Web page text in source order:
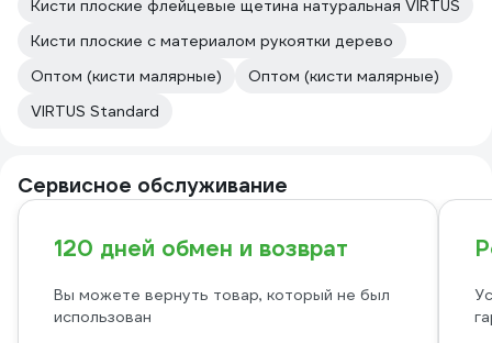
Кисти плоские флейцевые щетина натуральная VIRTUS
Кисти плоские с материалом рукоятки дерево
Оптом (кисти малярные)
Оптом (кисти малярные)
VIRTUS Standard
Сервисное обслуживание
120 дней обмен и возврат
Вы можете вернуть товар, который не был
использован